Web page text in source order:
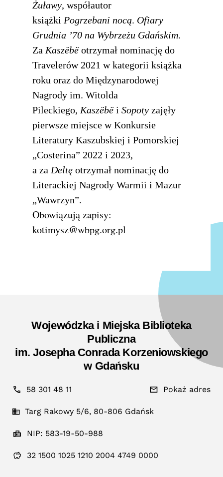
Żuławy, współautor
książki Pogrzebani nocą. Ofiary
Grudnia ’70 na Wybrzeżu Gdańskim.
Za Kaszëbë otrzymał nominację do
Travelerów 2021 w kategorii książka
roku oraz do Międzynarodowej
Nagrody im. Witolda
Pileckiego, Kaszëbë i Sopoty zajęły
pierwsze miejsce w Konkursie
Literatury Kaszubskiej i Pomorskiej
„Costerina” 2022 i 2023,
a za Deltę otrzymał nominację do
Literackiej Nagrody Warmii i Mazur
„Wawrzyn”.
Obowiązują zapisy:
kotimysz@wbpg.org.pl
Wojewódzka i Miejska Biblioteka
Publiczna
im. Josepha Conrada Korzeniowskiego
w Gdańsku
58 301 48 11 Pokaż adres
Targ Rakowy 5/6, 80-806 Gdańsk
NIP: 583-19-50-988
32 1500 1025 1210 2004 4749 0000